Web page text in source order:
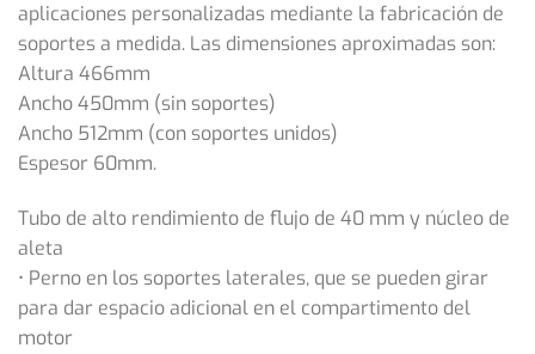
aplicaciones personalizadas mediante la fabricación de
soportes a medida. Las dimensiones aproximadas son:
Altura 466mm
Ancho 450mm (sin soportes)
Ancho 512mm (con soportes unidos)
Espesor 60mm.
Tubo de alto rendimiento de flujo de 40 mm y núcleo de
aleta
• Perno en los soportes laterales, que se pueden girar
para dar espacio adicional en el compartimento del
motor